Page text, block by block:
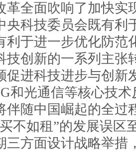
革全面吹响了加快实
央科技委员会既有利
利于进一步优化防范
技创新的一系列主张
促进科技进步与创新
和光通信等核心技
伴随中国崛起的全过
不如租”的发展误区
三方面设计战略举措